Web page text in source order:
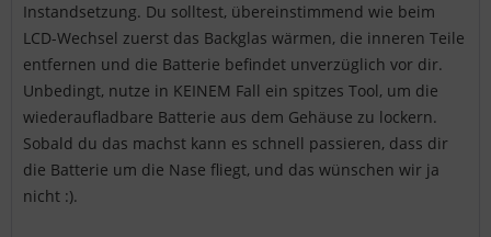
Instandsetzung. Du solltest, übereinstimmend wie beim
LCD-Wechsel zuerst das Backglas wärmen, die inneren Teile
entfernen und die Batterie befindet unverzüglich vor dir.
Unbedingt, nutze in KEINEM Fall ein spitzes Tool, um die
wiederaufladbare Batterie aus dem Gehäuse zu lockern.
Sobald du das machst kann es schnell passieren, dass dir
die Batterie um die Nase fliegt, und das wünschen wir ja
nicht :).